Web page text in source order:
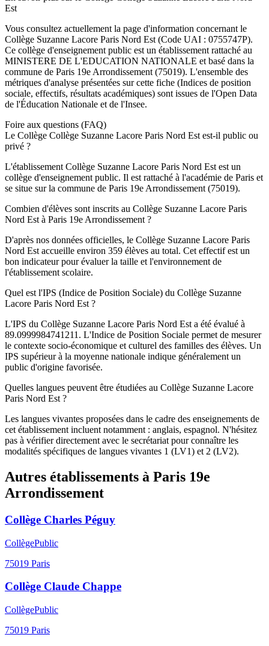
Est
Vous consultez actuellement la page d'information concernant le
Collège Suzanne Lacore Paris Nord Est (Code UAI : 0755747P).
Ce collège d'enseignement public est un établissement rattaché au
MINISTERE DE L'EDUCATION NATIONALE et basé dans la
commune de Paris 19e Arrondissement (75019). L'ensemble des
métriques d'analyse présentées sur cette fiche (Indices de position
sociale, effectifs, résultats académiques) sont issues de l'Open Data
de l'Éducation Nationale et de l'Insee.
Foire aux questions (FAQ)
Le Collège Collège Suzanne Lacore Paris Nord Est est-il public ou
privé ?
L'établissement Collège Suzanne Lacore Paris Nord Est est un
collège d'enseignement public. Il est rattaché à l'académie de Paris et
se situe sur la commune de Paris 19e Arrondissement (75019).
Combien d'élèves sont inscrits au Collège Suzanne Lacore Paris
Nord Est à Paris 19e Arrondissement ?
D'après nos données officielles, le Collège Suzanne Lacore Paris
Nord Est accueille environ 359 élèves au total. Cet effectif est un
bon indicateur pour évaluer la taille et l'environnement de
l'établissement scolaire.
Quel est l'IPS (Indice de Position Sociale) du Collège Suzanne
Lacore Paris Nord Est ?
L'IPS du Collège Suzanne Lacore Paris Nord Est a été évalué à
89.0999984741211. L'Indice de Position Sociale permet de mesurer
le contexte socio-économique et culturel des familles des élèves. Un
IPS supérieur à la moyenne nationale indique généralement un
public d'origine favorisée.
Quelles langues peuvent être étudiées au Collège Suzanne Lacore
Paris Nord Est ?
Les langues vivantes proposées dans le cadre des enseignements de
cet établissement incluent notamment : anglais, espagnol. N'hésitez
pas à vérifier directement avec le secrétariat pour connaître les
modalités spécifiques de langues vivantes 1 (LV1) et 2 (LV2).
Autres établissements à Paris 19e
Arrondissement
Collège Charles Péguy
CollègePublic
75019 Paris
Collège Claude Chappe
CollègePublic
75019 Paris